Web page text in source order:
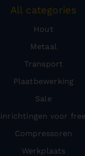
All categories
Hout
Metaal
Transport
Plaatbewerking
Sale
voor
Compressoren
Werkplaats